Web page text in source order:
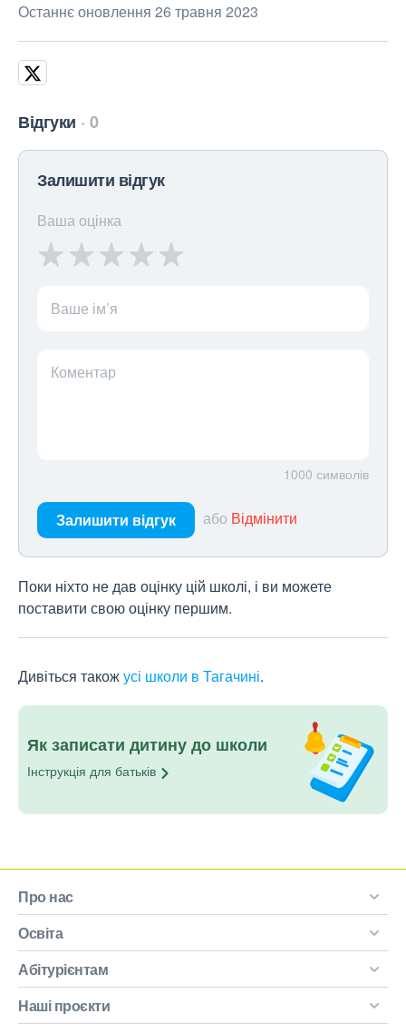
Останнє оновлення 26 травня 2023
Відгуки 0
Залишити відгук
Ваша оцінка
Ваше ім’я
Коментар
1000 символів
Залишити відгук або Відмінити
Поки ніхто не дав оцінку цій школі, і ви можете
поставити свою оцінку першим.
Дивіться такожусі школи в Тагачині.
Як записати дитину до школи
Інструкція для батьків
Про нас
Освіта
Абітурієнтам
Наші проєкти